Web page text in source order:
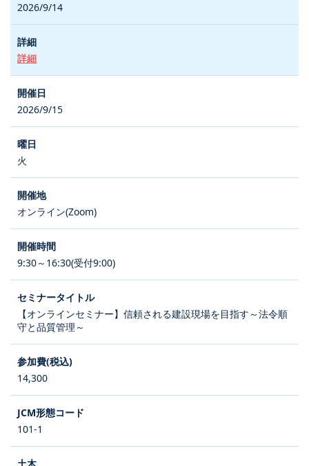
2026/9/14
詳細
2026/9/15
火
オンライン(Zoom)
9:30～16:30(受付9:00)
【オンラインセミナー】信頼される建設現場を目指す～法令順
守と品質管理～
14,300
101-1